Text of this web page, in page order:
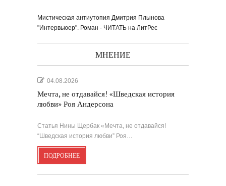
Мистическая антиутопия Дмитрия Плынова
"Интервьюер". Роман - ЧИТАТЬ на ЛитРес
МНЕНИЕ
04.08.2026
Мечта, не отдавайся! «Шведская история
любви» Роя Андерсона
Статья Нины Щербак «Мечта, не отдавайся!
“Шведская история любви” Роя…
ПОДРОБНЕЕ